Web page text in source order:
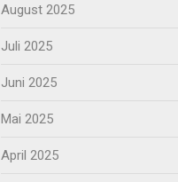
August 2025
Juli 2025
Juni 2025
Mai 2025
April 2025